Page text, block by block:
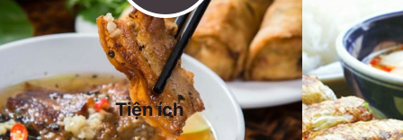
Tiện ích